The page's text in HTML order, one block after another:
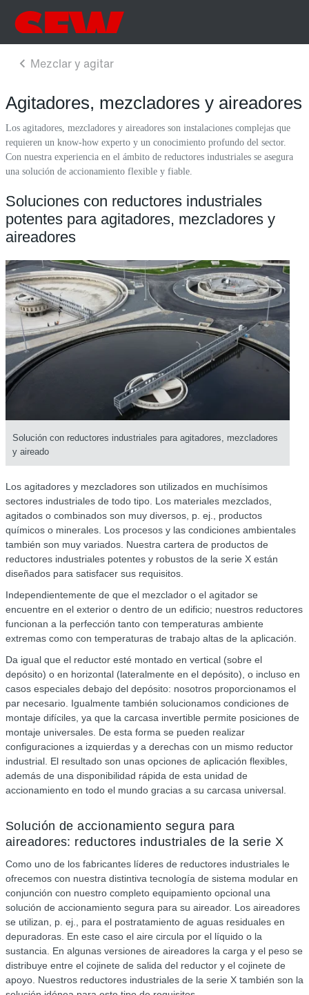
Agitadores, mezcladores y aireadores
Los agitadores, mezcladores y aireadores son instalaciones complejas que
requieren un know-how experto y un conocimiento profundo del sector.
Con nuestra experiencia en el ámbito de reductores industriales se asegura
una solución de accionamiento flexible y fiable.
Soluciones con reductores industriales
potentes para agitadores, mezcladores y
aireadores
Solución con reductores industriales para agitadores, mezcladores
y aireado
Los agitadores y mezcladores son utilizados en muchísimos
sectores industriales de todo tipo. Los materiales mezclados,
agitados o combinados son muy diversos, p. ej., productos
químicos o minerales. Los procesos y las condiciones ambientales
también son muy variados. Nuestra cartera de productos de
reductores industriales potentes y robustos de la serie X están
diseñados para satisfacer sus requisitos.
Independientemente de que el mezclador o el agitador se
encuentre en el exterior o dentro de un edificio; nuestros reductores
funcionan a la perfección tanto con temperaturas ambiente
extremas como con temperaturas de trabajo altas de la aplicación.
Da igual que el reductor esté montado en vertical (sobre el
depósito) o en horizontal (lateralmente en el depósito), o incluso en
casos especiales debajo del depósito: nosotros proporcionamos el
par necesario. Igualmente también solucionamos condiciones de
montaje difíciles, ya que la carcasa invertible permite posiciones de
montaje universales. De esta forma se pueden realizar
configuraciones a izquierdas y a derechas con un mismo reductor
industrial. El resultado son unas opciones de aplicación flexibles,
además de una disponibilidad rápida de esta unidad de
accionamiento en todo el mundo gracias a su carcasa universal.
Solución de accionamiento segura para
aireadores: reductores industriales de la serie X
Como uno de los fabricantes líderes de reductores industriales le
ofrecemos con nuestra distintiva tecnología de sistema modular en
conjunción con nuestro completo equipamiento opcional una
solución de accionamiento segura para su aireador. Los aireadores
se utilizan, p. ej., para el postratamiento de aguas residuales en
depuradoras. En este caso el aire circula por el líquido o la
sustancia. En algunas versiones de aireadores la carga y el peso se
distribuye entre el cojinete de salida del reductor y el cojinete de
apoyo. Nuestros reductores industriales de la serie X también son la